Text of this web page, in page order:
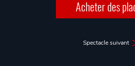
Acheter des
Spectacle suivant